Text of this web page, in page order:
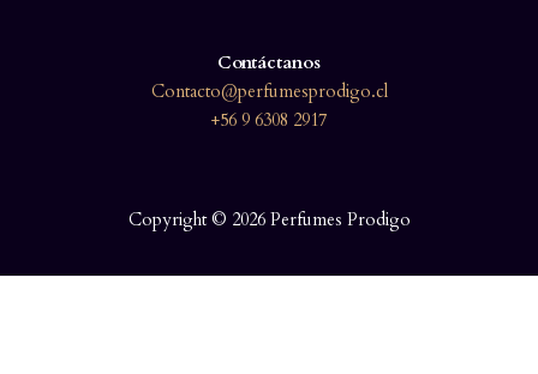
Contáctanos
Contacto@perfumesprodigo.cl
+56 9 6308 2917
Copyright © 2026 Perfumes Prodigo